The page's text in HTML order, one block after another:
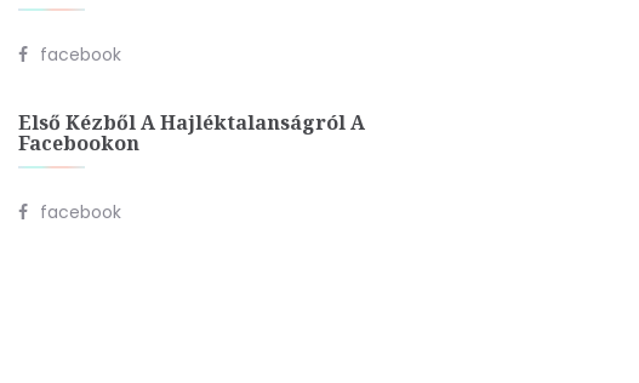
facebook
Első Kézből A Hajléktalanságról A
Facebookon
facebook